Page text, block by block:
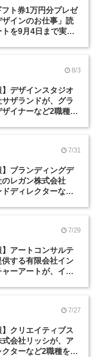
ト券1万円分プレゼ
ザインのお仕事」読
を9月4日まで実施
8/3
】デザインスタジオ
ザランドが、グラ
イナーなど2職種を
7/31
】ブランディングデ
レガン株式会社
ディレクターなど3
7/29
】アートコンサルテ
供する有限会社イン
ーアートが、イン
7/27
】クリエイティブス
式会社リッシが、ア
ターなど2職種を募